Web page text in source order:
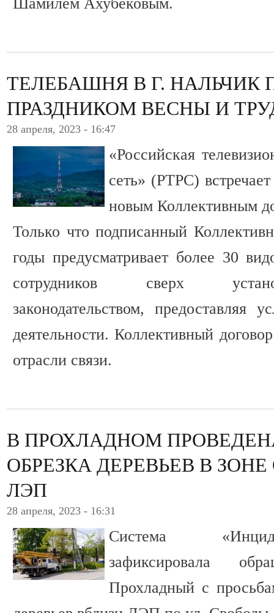
Шамилем Ахубековым.
ТЕЛЕБАШНЯ В Г. НАЛЬЧИК
ПРАЗДНИКОМ ВЕСНЫ И
28 апреля, 2023 - 16:47
«Российская
сеть» (РТРС)
новым Коллективным
Только что подписанный
годы предусматривает более 30
сотрудников сверх
законодательством, предоставляя
деятельности. Коллективный
отрасли связи.
В ПРОХЛАДНОМ
ОБРЕЗКА ДЕРЕВЬЕВ В
ЛЭП
28 апреля, 2023 - 16:31
Система
зафиксировала
Прохладный с